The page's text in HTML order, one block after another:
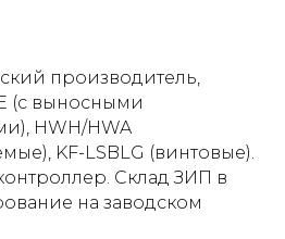
производитель,
(с выносными
HWH/HWA
KF-LSBLG (винтовые).
Склад ЗИП в
на заводском